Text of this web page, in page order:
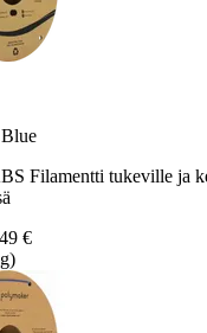
Filamentti tukeville ja
€